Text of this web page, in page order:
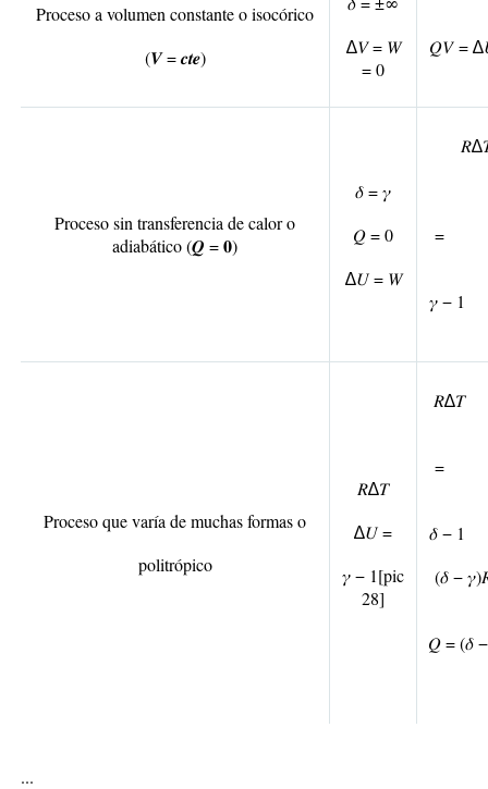
Proceso a volumen constante o isocórico
(𝑽 = 𝒄𝒕𝒆)
∆𝑉 = 𝑊
= 0
𝑄𝑉=
Proceso sin transferencia de calor o
adiabático (𝑸 = 𝟎)
𝛿 = 𝛾
𝑄 = 0
∆𝑈 = 𝑊
=
𝛾 −
Proceso que varía de muchas formas o
politrópico
𝑅∆𝑇
∆𝑈 =
𝛾 − 1[pic
28]
=
𝛿 −
(𝛿 −
𝑄 =(𝛿
...